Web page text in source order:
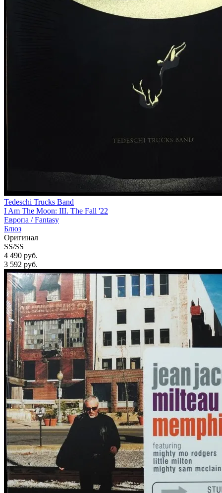
Tedeschi Trucks Band
I Am The Moon: III. The Fall '22
Европа /Fantasy
Блюз
Оригинал
SS/SS
4 490 руб.
3 592 руб.